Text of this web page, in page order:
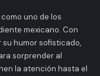
uno de los
mexicano. Con
humor sofisticado,
sorprender al
la atención hasta el